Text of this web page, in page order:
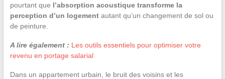
pourtant que l’absorption acoustique transforme la
perception d’un logementautant qu’un changement de sol ou
de peinture.
A lire également : Les outils essentiels pour optimiser votre
revenu en portage salarial
Dans un appartement urbain, le bruit des voisins et les